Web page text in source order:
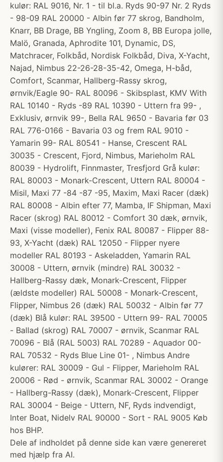
kulør: RAL 9016, Nr. 1 - til bl.a. Ryds 90-97 Nr. 2 Ryds
- 98-09 RAL 20000 - Albin før 77 skrog, Bandholm,
Knarr, BB Drage, BB Yngling, Zoom 8, BB Europa jolle,
Malö, Granada, Aphrodite 101, Dynamic, DS,
Matchracer, Folkbåd, Nordisk Folkbåd, Diva, X-Yacht,
Najad, Nimbus 22-26-28-35-42, Omega, H-båd,
Comfort, Scanmar, Hallberg-Rassy skrog,
ørnvik/Eagle 90- RAL 80096 - Skibsplast, KMV With
RAL 10140 - Ryds -89 RAL 10390 - Uttern fra 99- ,
Exklusiv, ørnvik 99-, Bella RAL 9650 - Bavaria før 03
RAL 776-0166 - Bavaria 03 og frem RAL 9010 -
Yamarin 99- RAL 80541 - Hanse, Crescent RAL
30035 - Crescent, Fjord, Nimbus, Marieholm RAL
80039 - Hydrolift, Finnmaster, Tresfjord Grå kulør:
RAL 80003 - Monark-Crescent, Uttern RAL 80004 -
Misil, Maxi 77 -84 -87 -95, Maxim, Maxi Racer (dæk)
RAL 80008 - Albin efter 77, Mamba, IF Shipman, Maxi
Racer (skrog) RAL 80012 - Comfort 30 dæk, ørnvik,
Maxi (visse modeller), Fenix RAL 80087 - Flipper 88-
93, X-Yacht (dæk) RAL 12050 - Flipper nyere
modeller RAL 80193 - Askeladden, Yamarin RAL
30008 - Uttern, ørnvik (mindre) RAL 30032 -
Hallberg-Rassy dæk, Monark-Crescent, Flipper
(ældste modeller) RAL 50008 - Monark-Crescent,
Flipper, Nimbus 26 (dæk) RAL 50032 - Albin før 77
(dæk) Blå kulør: RAL 39500 - Uttern 99- RAL 70005
- Ballad (skrog) RAL 70007 - ørnvik, Scanmar RAL
70096 - Blå (RAL 5003) RAL 70289 - Aquador 00-
RAL 70532 - Ryds Blue Line 01- , Nimbus Andre
kulører: RAL 30009 - Gul - Flipper, Marieholm RAL
20006 - Rød - ørnvik, Scanmar RAL 30002 - Orange
- Hallberg-Rassy (dæk), Monark-Crescent, Flipper
RAL 30004 - Beige - Uttern, NF, Ryds indvendigt,
Inter Boat, Nidelv RAL 90000 - Sort - RAL 9005 Køb
hos BHP.
Dele af indholdet på denne side kan være genereret
med hjælp fra AI.